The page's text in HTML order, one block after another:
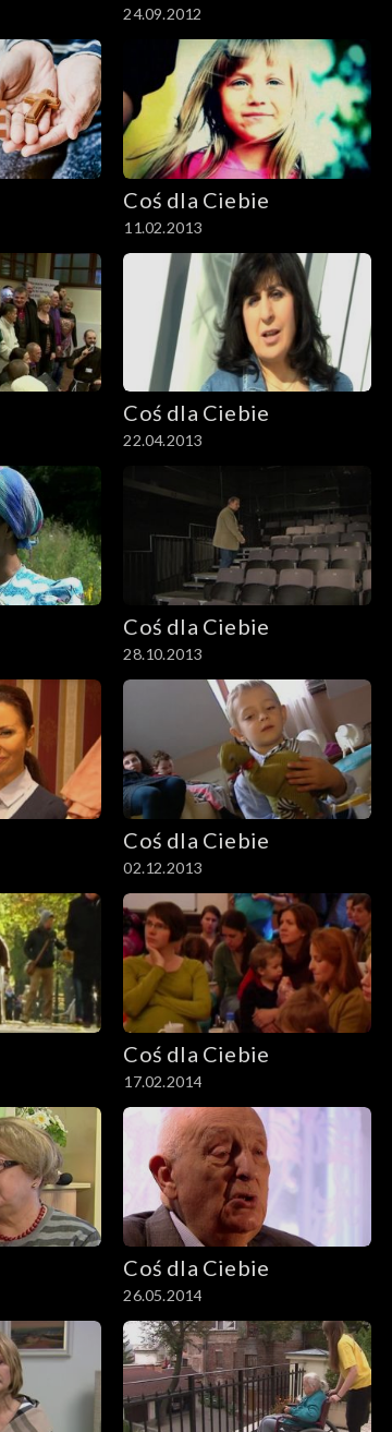
24.09.2012
Coś dla Ciebie
11.02.2013
Coś dla Ciebie
22.04.2013
Coś dla Ciebie
28.10.2013
Coś dla Ciebie
02.12.2013
Coś dla Ciebie
17.02.2014
Coś dla Ciebie
26.05.2014